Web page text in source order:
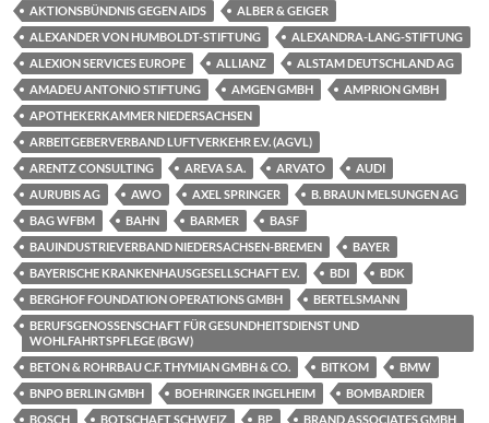
AKTIONSBÜNDNIS GEGEN AIDS
ALBER & GEIGER
ALEXANDER VON HUMBOLDT-STIFTUNG
ALEXANDRA-LANG-STIFTUNG
ALEXION SERVICES EUROPE
ALLIANZ
ALSTAM DEUTSCHLAND AG
AMADEU ANTONIO STIFTUNG
AMGEN GMBH
AMPRION GMBH
APOTHEKERKAMMER NIEDERSACHSEN
ARBEITGEBERVERBAND LUFTVERKEHR E.V. (AGVL)
ARENTZ CONSULTING
AREVA S.A. ARVATO
AUDI
AURUBIS AG
AWO AXEL SPRINGER
B. BRAUN MELSUNGEN AG
BAG WFBM
BAHN BARMER
BASF
BAUINDUSTRIEVERBAND NIEDERSACHSEN-BREMEN
BAYER
BAYERISCHE KRANKENHAUSGESELLSCHAFT E.V.
BDI
BDK
BERGHOF FOUNDATION OPERATIONS GMBH
BERTELSMANN
BERUFSGENOSSENSCHAFT FÜR GESUNDHEITSDIENST UND
WOHLFAHRTSPFLEGE (BGW)
BETON & ROHRBAU C.F. THYMIAN GMBH & CO.
BITKOM
BMW
BNPO BERLIN GMBH
BOEHRINGER INGELHEIM
BOMBARDIER
BOSCH
BOTSCHAFT SCHWEIZ BP
BRAND ASSOCIATES GMBH